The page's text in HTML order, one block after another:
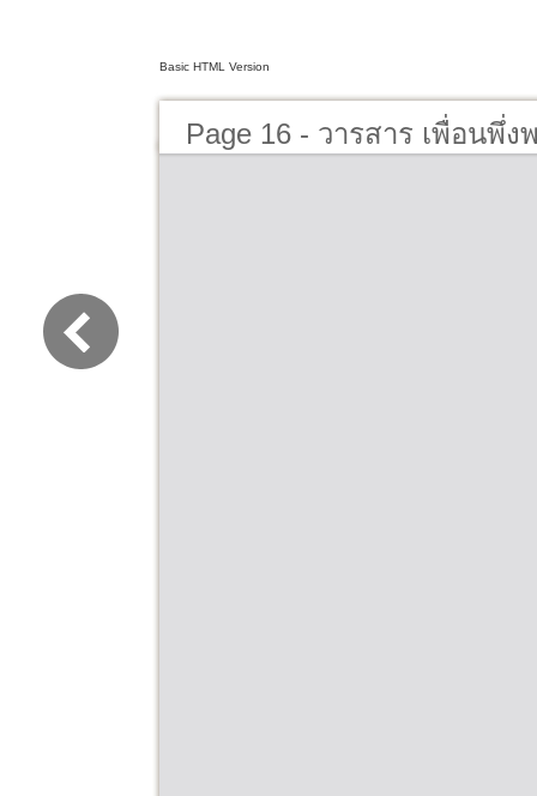
Basic HTML Version
Page 16 - วารสาร เพื่อนพึ่ง